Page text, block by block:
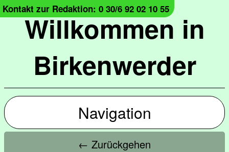
Willkommen in
Birkenwerder
Kontakt zur Redaktion: 0 30/6 92 02 10 55
Navigation
← Zurückgehen